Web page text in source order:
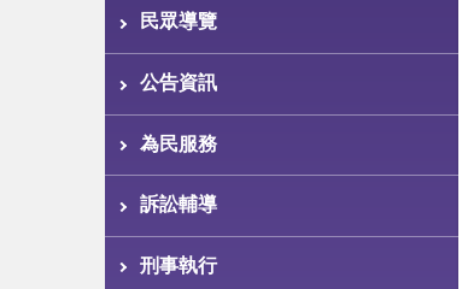
民眾導覽
公告資訊
為民服務
訴訟輔導
刑事執行